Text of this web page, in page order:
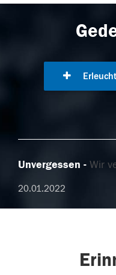
Unvergessen Wir
20.01.2022